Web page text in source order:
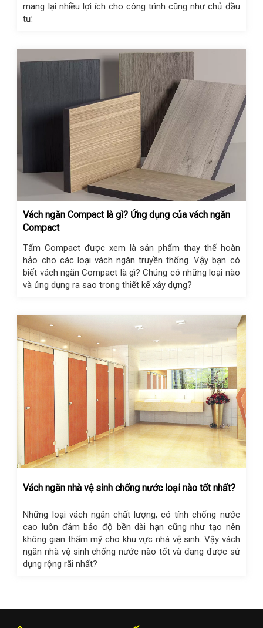
mang lại nhiều lợi ích cho công trình cũng như chủ đầu
tư.
Vách ngăn Compact là gì? Ứng dụng của vách ngăn
Compact
Tấm Compact được xem là sản phẩm thay thế hoàn
hảo cho các loại vách ngăn truyền thống. Vậy bạn có
biết vách ngăn Compact là gì? Chúng có những loại nào
và ứng dụng ra sao trong thiết kế xây dựng?
Vách ngăn nhà vệ sinh chống nước loại nào tốt nhất?
Những loại vách ngăn chất lượng, có tính chống nước
cao luôn đảm bảo độ bền dài hạn cũng như tạo nên
không gian thẩm mỹ cho khu vực nhà vệ sinh. Vậy vách
ngăn nhà vệ sinh chống nước nào tốt và đang được sử
dụng rộng rãi nhất?